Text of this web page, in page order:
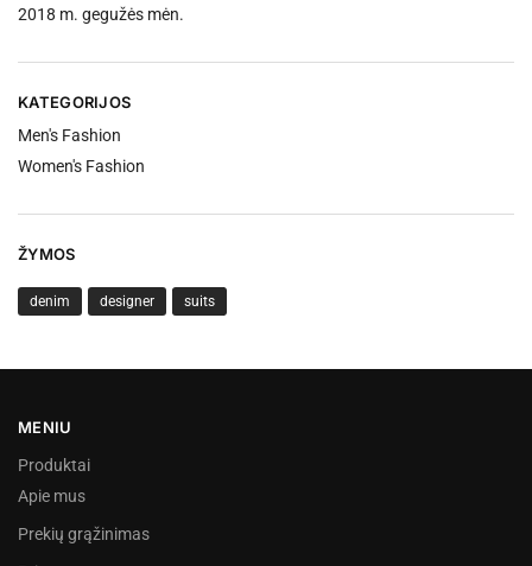
2018 m. gegužės mėn.
KATEGORIJOS
Men's Fashion
Women's Fashion
ŽYMOS
denim designer suits
MENIU
Produktai
Apie mus
Prekių grąžinimas